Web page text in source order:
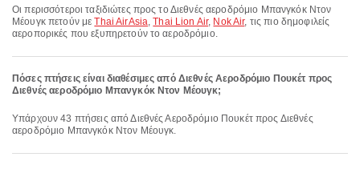
Οι περισσότεροι ταξιδιώτες προς το Διεθνές αεροδρόμιο Μπανγκόκ Ντον
Μέουγκ πετούν μεThai AirAsia,Thai Lion Air, Nok Air, τις πιο δημοφιλείς
αεροπορικές που εξυπηρετούν το αεροδρόμιο.
Πόσες πτήσεις είναι διαθέσιμες από Διεθνές Αεροδρόμιο Πουκέτ προς
Διεθνές αεροδρόμιο Μπανγκόκ Ντον Μέουγκ;
Υπάρχουν 43 πτήσεις από Διεθνές Αεροδρόμιο Πουκέτ προς Διεθνές
αεροδρόμιο Μπανγκόκ Ντον Μέουγκ.